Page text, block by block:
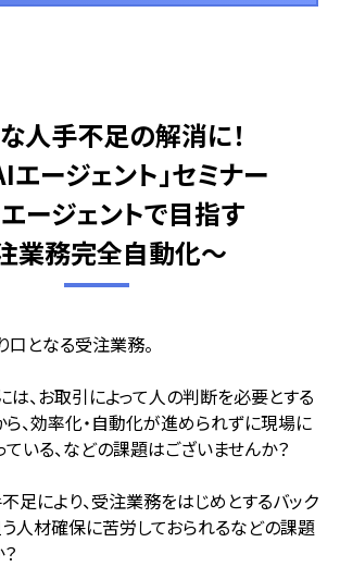
人手不足の解消に！
エージェント」セミナー
ージェントで目指す
業務完全自動化～
となる受注業務。
、お取引によって人の判断を必要とする
、効率化・自動化が進められずに現場に
いる、などの課題はございませんか？
足により、受注業務をはじめとするバック
人材確保に苦労しておられるなどの課題